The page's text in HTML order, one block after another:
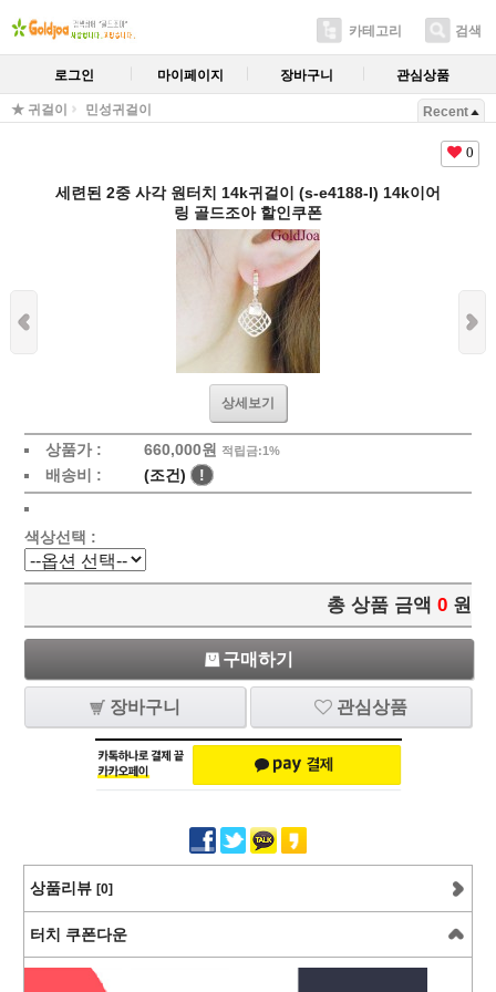
카테고리 검색
로그인 마이페이지 장바구니 관심상품
★ 귀걸이 민성귀걸이 Recent
0
세련된 2중 사각 원터치 14k귀걸이 (s-e4188-l) 14k이어
링 골드조아 할인쿠폰
상세보기
상품가 : 660,000원 적립금:1%
배송비 : (조건) !
색상선택 :
총 상품 금액 0 원
구매하기
장바구니 관심상품
상품리뷰 [0]
터치 쿠폰다운